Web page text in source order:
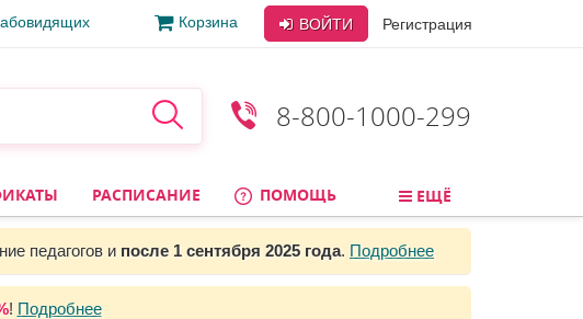
Корзина ВОЙТИ Регистрация
8-800-1000-299
РАСПИСАНИЕ ПОМОЩЬ ЕЩЁ
педагогов и после 1 сентября 2025 года. Подробнее
! Подробнее